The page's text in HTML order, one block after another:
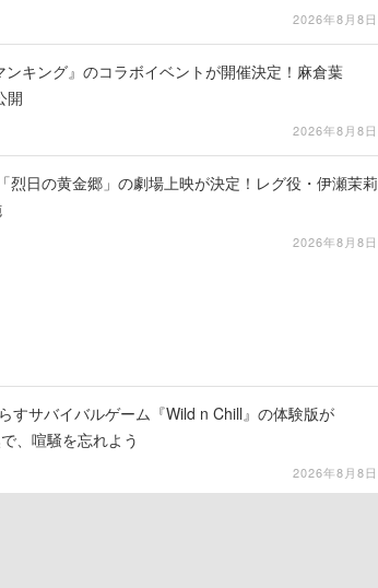
2026年8月8日
ンキング』のコラボイベントが開催決定！麻倉葉
開
2026年8月8日
烈日の黄金郷」の劇場上映が決定！レグ役・伊瀬茉莉
2026年8月8日
すサバイバルゲーム『Wild n Chill』の体験版が
、喧騒を忘れよう
2026年8月8日